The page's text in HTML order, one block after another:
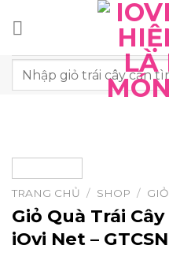
dung
Tìm
TRANG CHỦ / SHOP /
Giỏ Quà Trái
iOvi Net –